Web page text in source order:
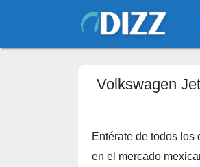
Volkswagen
Entérate de todos los
en el mercado